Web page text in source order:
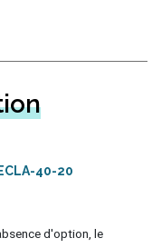
40-20
d'option, le